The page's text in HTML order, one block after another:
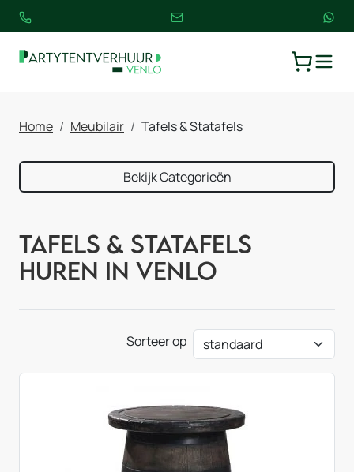
Home Meubilair Tafels & Statafels
Bekijk Categorieën
Tafels & Statafels
huren in Venlo
Sorteer op